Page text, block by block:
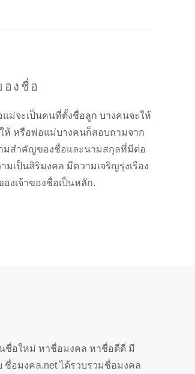
งชื่อ
ม่จะเป็นคนที่ตั้งชื่อลูก บางคนจะให้
ห้ หรือพ่อแม่บางคนก็สอบถามจาก
มสำคัญของชื่อและนามสกุลที่มีต่อ
มเป็นสิริมงคล มีความเจริญรุ่งเรือง
งเจ้าของชื่อเป็นหลัก.
ชื่อใหม่ หาชื่อมงคล หาชื่อดีดี มี
ชื่อมงคล.net ได้รวบรวมชื่อมงคล